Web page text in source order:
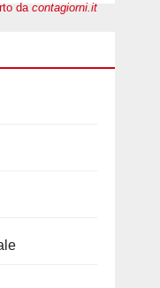
da contagiorni.it